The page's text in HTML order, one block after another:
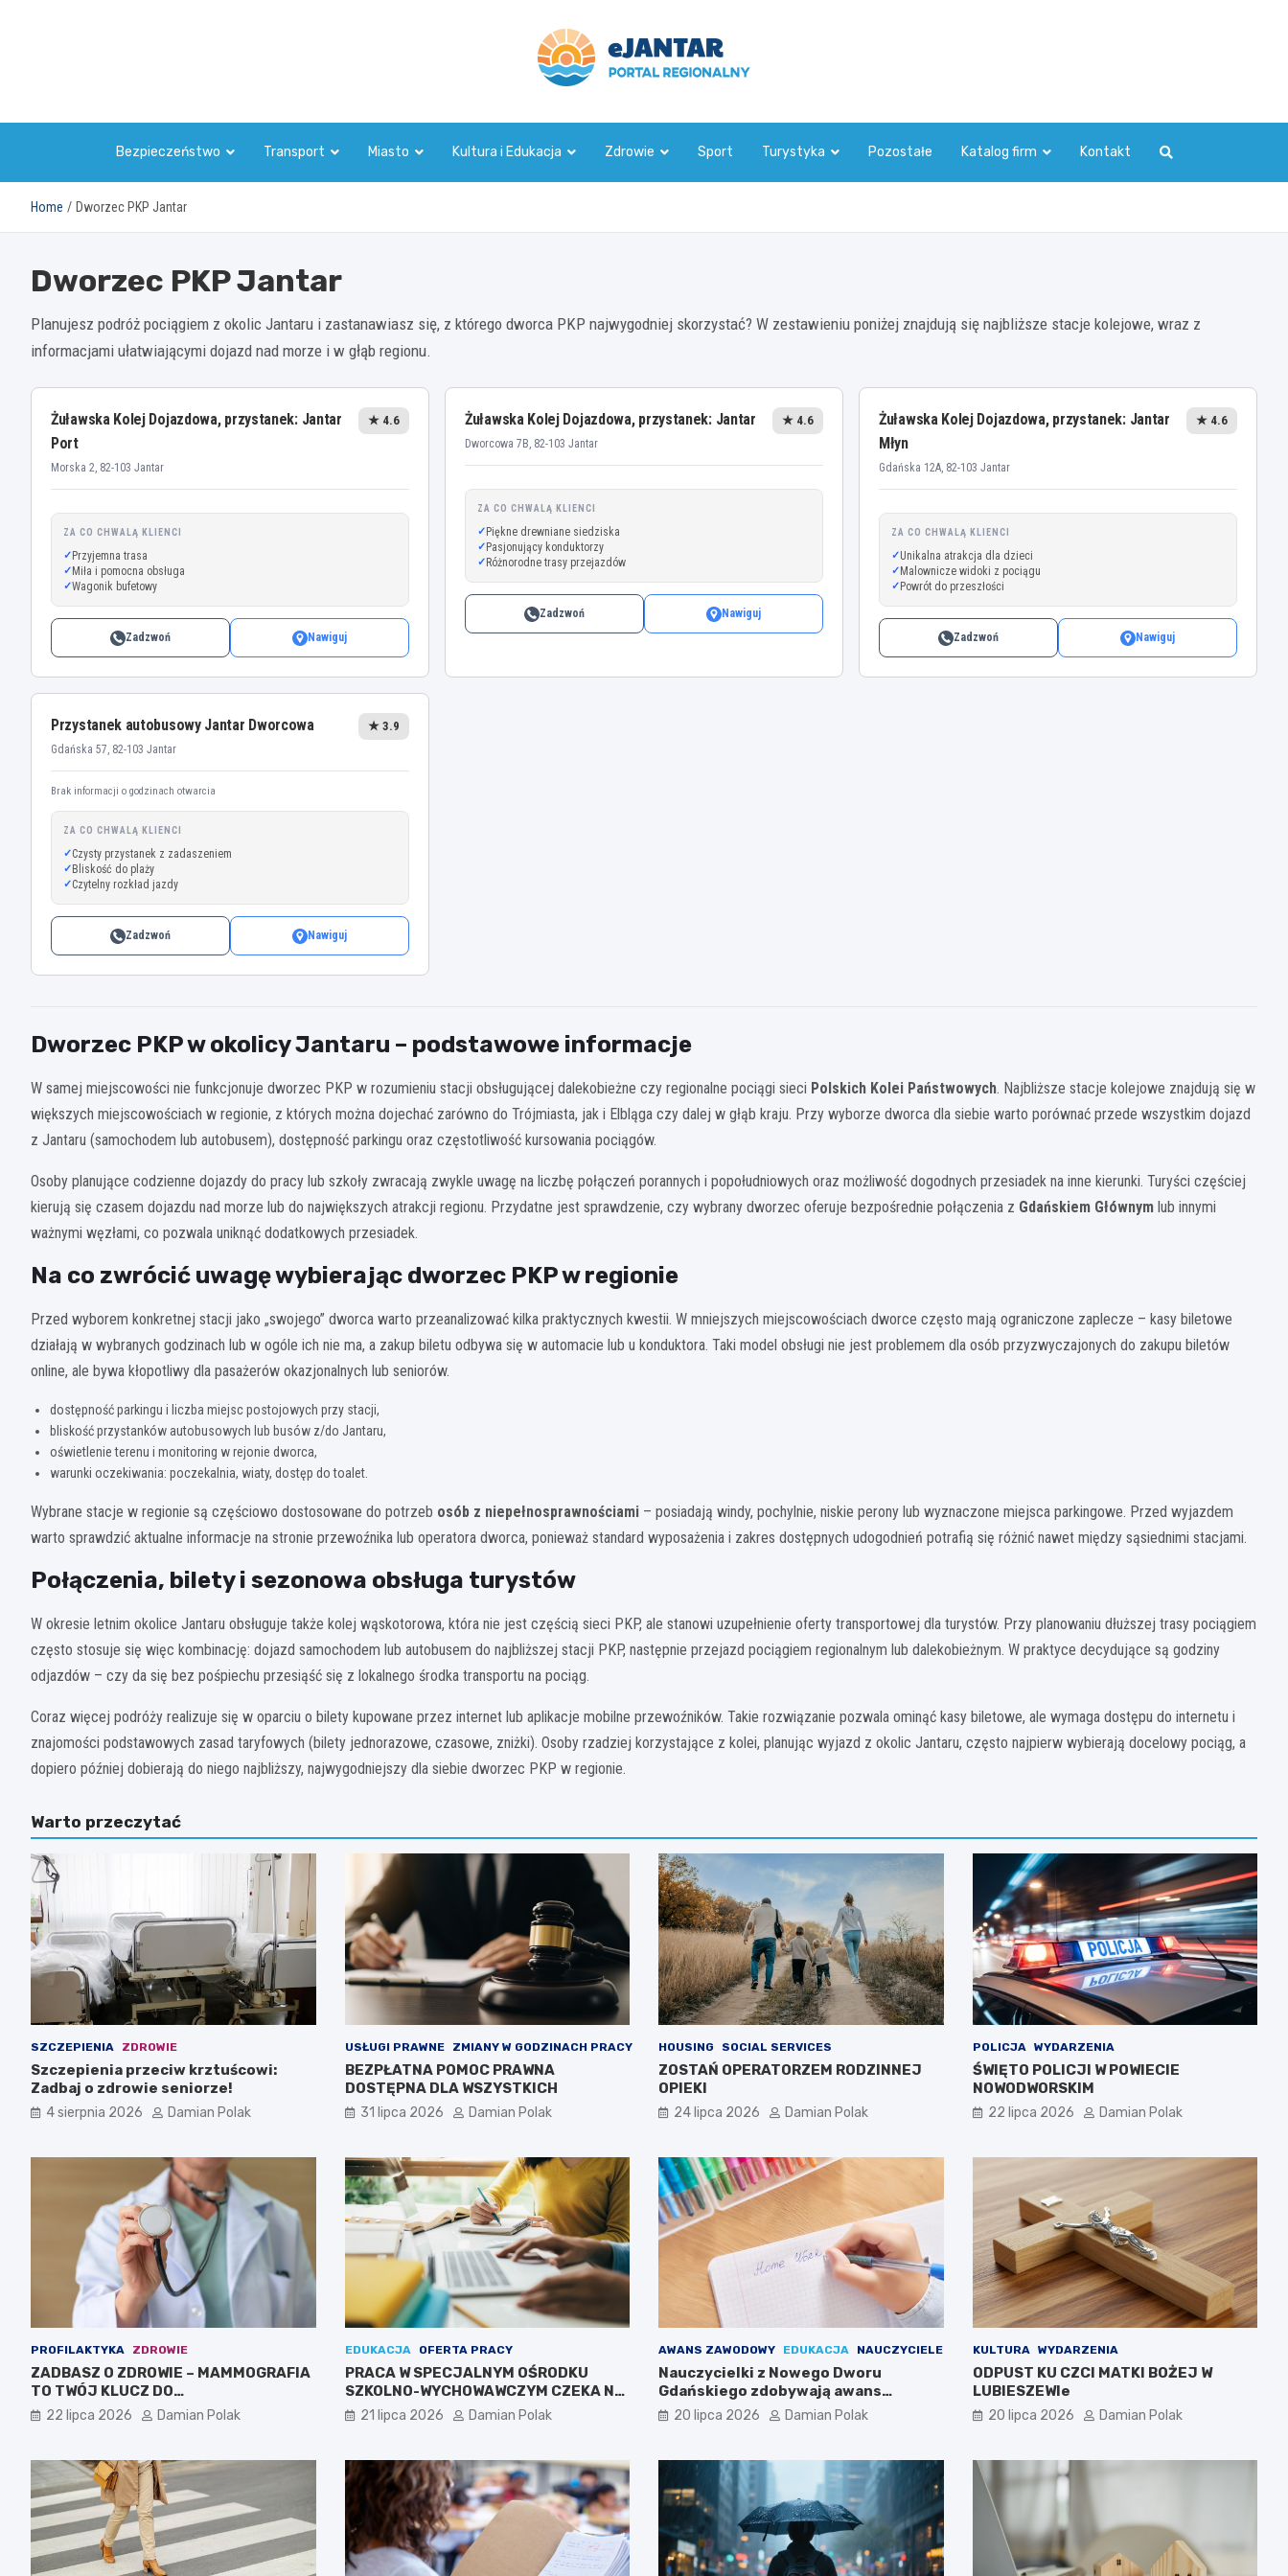
ejantar.pl
Bezpieczeństwo Transport Miasto Kultura i Edukacja Zdrowie Sport Turystyka Pozostałe Katalog firm Kontakt
Home Dworzec PKP Jantar
Dworzec PKP Jantar
Planujesz podróż pociągiem z okolic Jantaru i zastanawiasz się, z którego dworca PKP najwygodniej skorzystać? W zestawieniu poniżej znajdują się najbliższe stacje kolejowe, wraz z
informacjami ułatwiającymi dojazd nad morze i w głąb regionu.
Żuławska Kolej Dojazdowa, przystanek: Jantar
Port
Morska 2, 82-103 Jantar
★ 4.6
ZA CO CHWALĄ KLIENCI
Przyjemna trasa
Miła i pomocna obsługa
Wagonik bufetowy
Zadzwoń Nawiguj
Żuławska Kolej Dojazdowa, przystanek: Jantar
Dworcowa 7B, 82-103 Jantar
★ 4.6
ZA CO CHWALĄ KLIENCI
Piękne drewniane siedziska
Pasjonujący konduktorzy
Różnorodne trasy przejazdów
Zadzwoń Nawiguj
Żuławska Kolej Dojazdowa, przystanek: Jantar
Młyn
Gdańska 12A, 82-103 Jantar
★ 4.6
ZA CO CHWALĄ KLIENCI
Unikalna atrakcja dla dzieci
Malownicze widoki z pociągu
Powrót do przeszłości
Zadzwoń Nawiguj
Przystanek autobusowy Jantar Dworcowa
Gdańska 57, 82-103 Jantar
★ 3.9
Brak informacji o godzinach otwarcia
ZA CO CHWALĄ KLIENCI
Czysty przystanek z zadaszeniem
Bliskość do plaży
Czytelny rozkład jazdy
Zadzwoń Nawiguj
Dworzec PKP w okolicy Jantaru – podstawowe informacje
W samej miejscowości nie funkcjonuje dworzec PKP w rozumieniu stacji obsługującej dalekobieżne czy regionalne pociągi sieci Polskich Kolei Państwowych. Najbliższe stacje kolejowe znajdują się w
większych miejscowościach w regionie, z których można dojechać zarówno do Trójmiasta, jak i Elbląga czy dalej w głąb kraju. Przy wyborze dworca dla siebie warto porównać przede wszystkim dojazd
z Jantaru (samochodem lub autobusem), dostępność parkingu oraz częstotliwość kursowania pociągów.
Osoby planujące codzienne dojazdy do pracy lub szkoły zwracają zwykle uwagę na liczbę połączeń porannych i popołudniowych oraz możliwość dogodnych przesiadek na inne kierunki. Turyści częściej
kierują się czasem dojazdu nad morze lub do największych atrakcji regionu. Przydatne jest sprawdzenie, czy wybrany dworzec oferuje bezpośrednie połączenia z Gdańskiem Głównym lub innymi
ważnymi węzłami, co pozwala uniknąć dodatkowych przesiadek.
Na co zwrócić uwagę wybierając dworzec PKP w regionie
Przed wyborem konkretnej stacji jako „swojego” dworca warto przeanalizować kilka praktycznych kwestii. W mniejszych miejscowościach dworce często mają ograniczone zaplecze – kasy biletowe
działają w wybranych godzinach lub w ogóle ich nie ma, a zakup biletu odbywa się w automacie lub u konduktora. Taki model obsługi nie jest problemem dla osób przyzwyczajonych do zakupu biletów
online, ale bywa kłopotliwy dla pasażerów okazjonalnych lub seniorów.
dostępność parkingu i liczba miejsc postojowych przy stacji,
bliskość przystanków autobusowych lub busów z/do Jantaru,
oświetlenie terenu i monitoring w rejonie dworca,
warunki oczekiwania: poczekalnia, wiaty, dostęp do toalet.
Wybrane stacje w regionie są częściowo dostosowane do potrzeb osób z niepełnosprawnościami – posiadają windy, pochylnie, niskie perony lub wyznaczone miejsca parkingowe. Przed wyjazdem
warto sprawdzić aktualne informacje na stronie przewoźnika lub operatora dworca, ponieważ standard wyposażenia i zakres dostępnych udogodnień potrafią się różnić nawet między sąsiednimi stacjami.
Połączenia, bilety i sezonowa obsługa turystów
W okresie letnim okolice Jantaru obsługuje także kolej wąskotorowa, która nie jest częścią sieci PKP, ale stanowi uzupełnienie oferty transportowej dla turystów. Przy planowaniu dłuższej trasy pociągiem
często stosuje się więc kombinację: dojazd samochodem lub autobusem do najbliższej stacji PKP, następnie przejazd pociągiem regionalnym lub dalekobieżnym. W praktyce decydujące są godziny
odjazdów – czy da się bez pośpiechu przesiąść się z lokalnego środka transportu na pociąg.
Coraz więcej podróży realizuje się w oparciu o bilety kupowane przez internet lub aplikacje mobilne przewoźników. Takie rozwiązanie pozwala ominąć kasy biletowe, ale wymaga dostępu do internetu i
znajomości podstawowych zasad taryfowych (bilety jednorazowe, czasowe, zniżki). Osoby rzadziej korzystające z kolei, planując wyjazd z okolic Jantaru, często najpierw wybierają docelowy pociąg, a
dopiero później dobierają do niego najbliższy, najwygodniejszy dla siebie dworzec PKP w regionie.
Warto przeczytać
SZCZEPIENIA ZDROWIE
Szczepienia przeciw krztuścowi:
Zadbaj o zdrowie seniorze!
4 sierpnia 2026 Damian Polak
USŁUGI PRAWNE ZMIANY W GODZINACH PRACY
BEZPŁATNA POMOC PRAWNA
DOSTĘPNA DLA WSZYSTKICH
31 lipca 2026 Damian Polak
HOUSING SOCIAL SERVICES
ZOSTAŃ OPERATORZEM RODZINNEJ
OPIEKI
24 lipca 2026 Damian Polak
POLICJA WYDARZENIA
ŚWIĘTO POLICJI W POWIECIE
NOWODWORSKIM
22 lipca 2026 Damian Polak
PROFILAKTYKA ZDROWIE
ZADBASZ O ZDROWIE – MAMMOGRAFIA
TO TWÓJ KLUCZ DO
BEZPIECZEŃSTWA!
22 lipca 2026 Damian Polak
EDUKACJA OFERTA PRACY
PRACA W SPECJALNYM OŚRODKU
SZKOLNO-WYCHOWAWCZYM CZEKA NA
CIEBIE!
21 lipca 2026 Damian Polak
AWANS ZAWODOWY EDUKACJA NAUCZYCIELE
Nauczycielki z Nowego Dworu
Gdańskiego zdobywają awans
zawodowy
20 lipca 2026 Damian Polak
KULTURA WYDARZENIA
ODPUST KU CZCI MATKI BOŻEJ W
LUBIESZEWIe
20 lipca 2026 Damian Polak